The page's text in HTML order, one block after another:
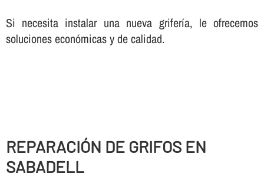
Si necesita instalar una nueva griferí­a, le ofrecemos
soluciones económicas y de calidad.
REPARACIÓN DE GRIFOS EN
SABADELL